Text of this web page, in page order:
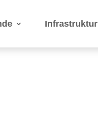
Infrastruktur